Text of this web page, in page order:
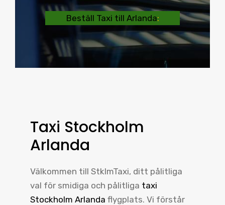
Beställ Taxi till Arlanda:
Taxi Stockholm
Arlanda
Välkommen till StklmTaxi, ditt pålitliga
val för smidiga och pålitliga taxi
Stockholm Arlanda flygplats. Vi förstår